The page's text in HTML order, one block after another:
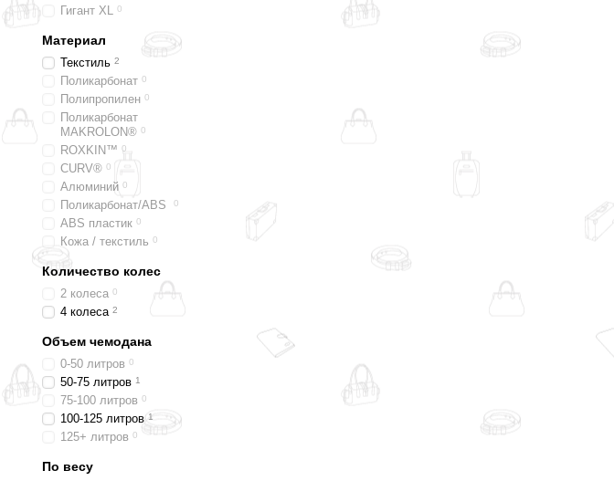
Гигант XL 0
Материал
Текстиль 2
Поликарбонат 0
Полипропилен 0
Поликарбонат
MAKROLON® 0
ROXKIN™ 0
CURV® 0
Алюминий 0
Поликарбонат/ABS 0
ABS пластик 0
Кожа / текстиль 0
Количество колес
2 колеса 0
4 колеса 2
Объем чемодана
0-50 литров 0
50-75 литров 1
75-100 литров 0
100-125 литров 1
125+ литров 0
По весу